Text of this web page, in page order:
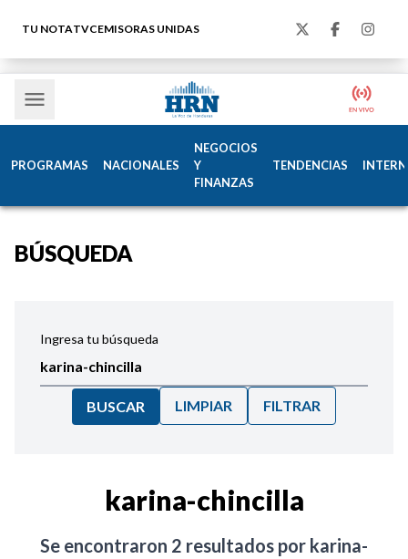
TU NOTATVCEMISORAS UNIDAS
PROGRAMAS NACIONALES
NEGOCIOS
Y
FINANZAS
TENDENCIAS
BÚSQUEDA
Ingresa tu búsqueda
BUSCAR LIMPIAR FILTRAR
karina-chincilla
Se encontraron 2 resultados por karina-